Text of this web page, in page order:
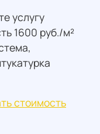
услугу
1600 руб./м²
стоимость